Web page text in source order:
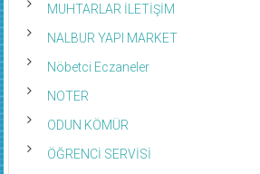
MUHTARLAR İLETİŞİM
NALBUR YAPI MARKET
Nöbetci Eczaneler
NOTER
ODUN KÖMÜR
ÖĞRENCİ SERVİSİ